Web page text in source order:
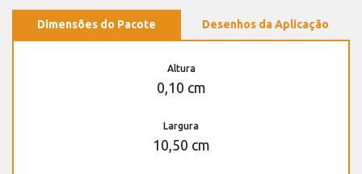
Dimensões do Pacote Desenhos da Aplicação
Altura
0,10 cm
Largura
10,50 cm